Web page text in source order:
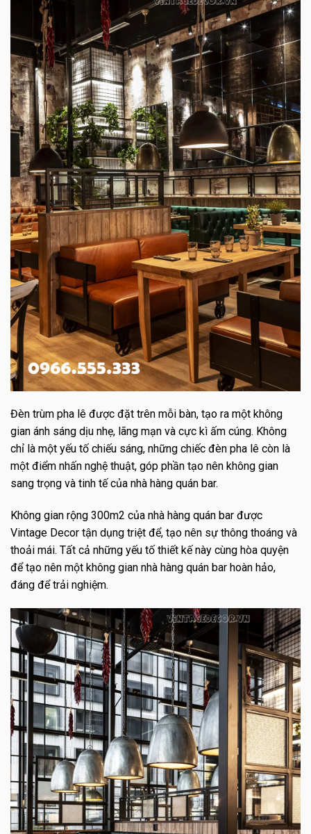
Đèn trùm pha lê được đặt trên mỗi bàn, tạo ra một không
gian ánh sáng dịu nhẹ, lãng mạn và cực kì ấm cúng. Không
chỉ là một yếu tố chiếu sáng, những chiếc đèn pha lê còn là
một điểm nhấn nghệ thuật, góp phần tạo nên không gian
sang trọng và tinh tế của nhà hàng quán bar.
Không gian rộng 300m2 của nhà hàng quán bar được
Vintage Decor tận dụng triệt để, tạo nên sự thông thoáng và
thoải mái. Tất cả những yếu tố thiết kế này cùng hòa quyện
để tạo nên một không gian nhà hàng quán bar hoàn hảo,
đáng để trải nghiệm.